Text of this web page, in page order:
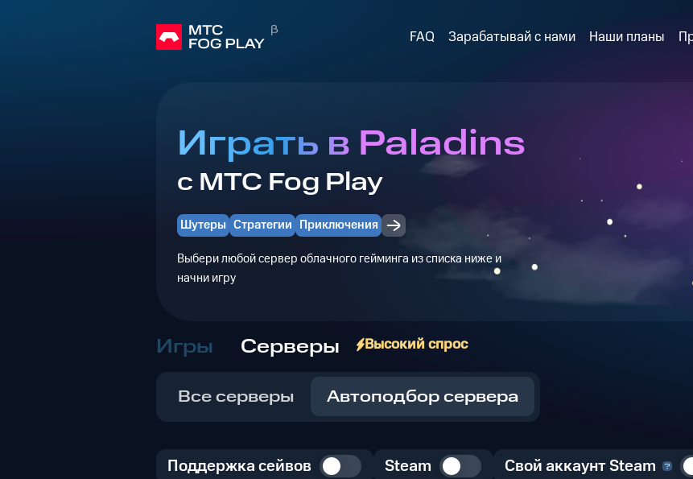
FAQ Зарабатывай с нами Наши планы
Играть в Paladins
с МТС Fog Play
Шутеры Стратегии Приключения
Выбери любой сервер облачного гейминга из списка ниже и
начни игру
Игры Серверы Высокий спрос
Все серверы Автоподбор сервера
Поддержка сейвов Steam Свой аккаунт Steam